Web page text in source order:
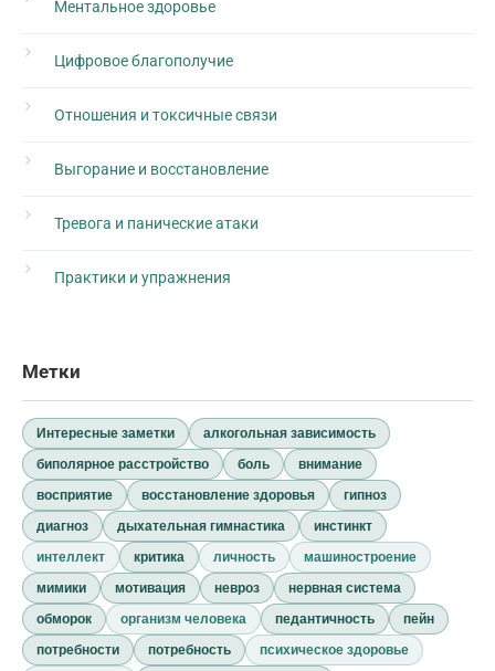
Ментальное здоровье
Цифровое благополучие
Отношения и токсичные связи
Выгорание и восстановление
Тревога и панические атаки
Практики и упражнения
Метки
Интересные заметки
алкогольная зависимость
биполярное расстройство
боль
внимание
восприятие
восстановление здоровья
гипноз
диагноз
дыхательная гимнастика
инстинкт
интеллект
критика личность
машиностроение
мимики
мотивация невроз
нервная система
обморок
организм человека педантичность
пейн
потребности
потребность
психическое здоровье